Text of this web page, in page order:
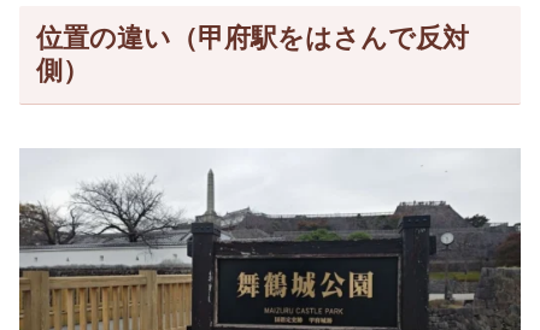
位置の違い（甲府駅をはさんで反対
側）